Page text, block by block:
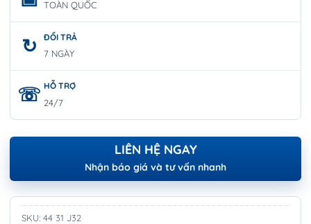
TOÀN QUỐC
ĐỔI TRẢ
7 NGÀY
HỖ TRỢ
24/7
LIÊN HỆ NGAY
Nhận báo giá và tư vấn nhanh
SKU: 44 31 J32